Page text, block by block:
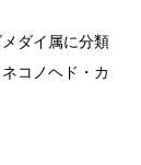
ダイ属に分類
コノヘド・カ